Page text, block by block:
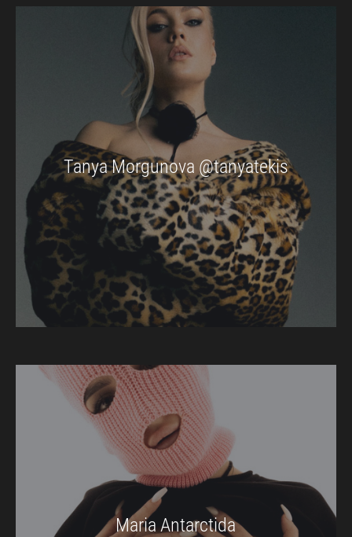
Tanya Morgunova @tanyatekis
Maria Antarctida